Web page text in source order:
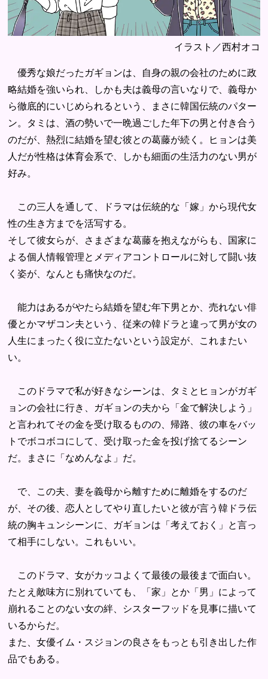
イラスト／西村オコ
優秀な娘だったガギョンは、自身の親の会社のために政
略結婚を強いられ、しかも夫は義母の言いなりで、義母か
ら徹底的にいじめられるという、まさに韓国伝統のパター
ン。タミは、酒の勢いで一晩過ごした年下の男と付き合う
のだが、熱烈に結婚を望む彼との葛藤が続く。ヒョンは美
人だが性格は体育会系で、しかも細面の生活力のない男が
好み。
この三人を通して、ドラマは伝統的な「嫁」から現代女
性の生き方までを活写する。
そして彼女らが、さまざまな葛藤を抱えながらも、国家に
よる個人情報管理とメディアコントロールに対して闘い抜
く姿が、なんとも痛快なのだ。
能力はあるがやたら結婚を望む年下男とか、売れない俳
優とかマザコン夫という、従来の韓ドラと違って男が女の
人生にまったく役に立たないという設定が、これまたい
い。
このドラマで私が好きなシーンは、タミとヒョンがガギ
ョンの会社に行き、ガギョンの夫から「金で解決しよう」
と言われてその金を受け取るものの、帰路、彼の車をバッ
トでボコボコにして、受け取った金を投げ捨てるシーン
だ。まさに「なめんなよ」だ。
で、この夫、妻を義母から離すために離婚をするのだ
が、その後、恋人としてやり直したいと彼が言う韓ドラ伝
統の胸キュンシーンに、ガギョンは「考えておく」と言っ
て相手にしない。これもいい。
このドラマ、女がカッコよくて最後の最後まで面白い。
たとえ敵味方に別れていても、「家」とか「男」によって
崩れることのない女の絆、シスターフッドを見事に描いて
いるからだ。
また、女優イム・スジョンの良さをもっとも引き出した作
品でもある。